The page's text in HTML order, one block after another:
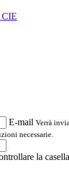
CIE
E-mail Verrà
necessarie.
la